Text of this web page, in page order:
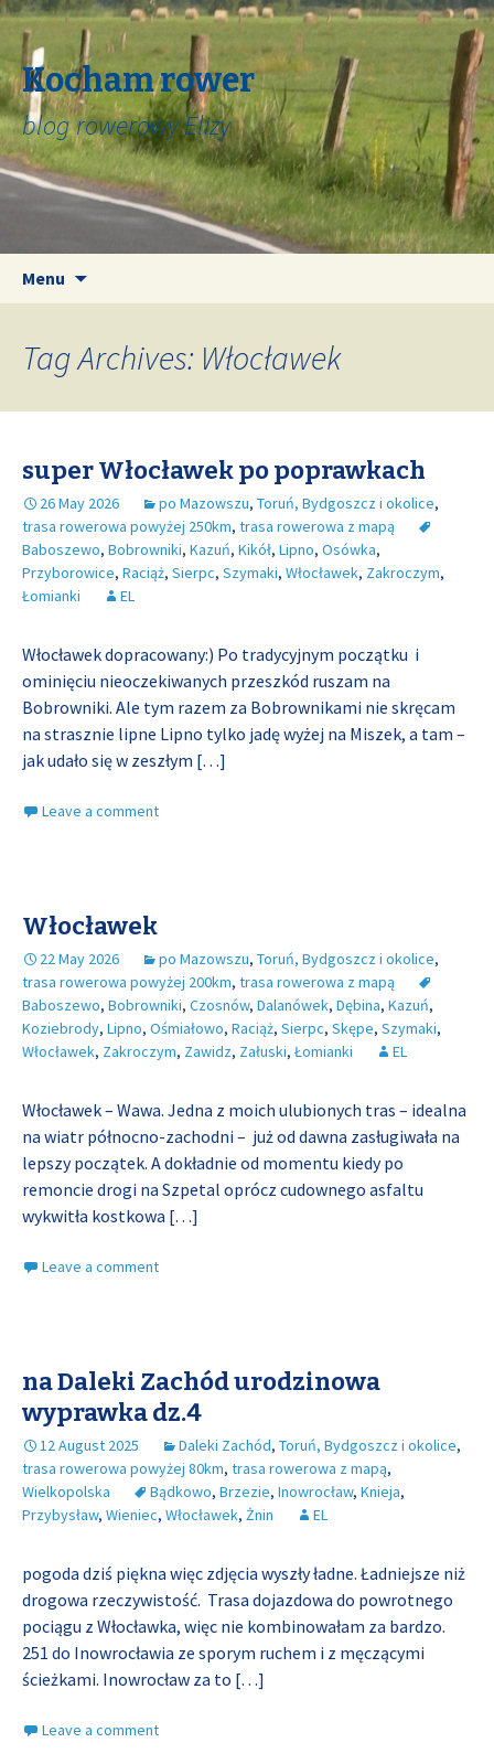
Kocham rower
blog rowerowy Elizy
Menu
Tag Archives: Włocławek
super Włocławek po poprawkach
26 May 2026 po Mazowszu, Toruń, Bydgoszcz i okolice,
trasa rowerowa powyżej 250km, trasa rowerowa z mapą
Baboszewo, Bobrowniki, Kazuń, Kikół, Lipno, Osówka,
Przyborowice, Raciąż, Sierpc, Szymaki, Włocławek, Zakroczym,
Łomianki
EL
Włocławek dopracowany:) Po tradycyjnym początku i
ominięciu nieoczekiwanych przeszkód ruszam na
Bobrowniki. Ale tym razem za Bobrownikami nie skręcam
na strasznie lipne Lipno tylko jadę wyżej na Miszek, a tam –
jak udało się w zeszłym […]
Leave a comment
Włocławek
22 May 2026 po Mazowszu, Toruń, Bydgoszcz i okolice,
trasa rowerowa powyżej 200km, trasa rowerowa z mapą
Baboszewo, Bobrowniki, Czosnów, Dalanówek, Dębina, Kazuń,
Koziebrody, Lipno, Ośmiałowo, Raciąż, Sierpc, Skępe, Szymaki,
Włocławek, Zakroczym, Zawidz, Załuski, Łomianki EL
Włocławek – Wawa. Jedna z moich ulubionych tras – idealna
na wiatr północno-zachodni – już od dawna zasługiwała na
lepszy początek. A dokładnie od momentu kiedy po
remoncie drogi na Szpetal oprócz cudownego asfaltu
wykwitła kostkowa […]
Leave a comment
na Daleki Zachód urodzinowa
wyprawka dz.4
12 August 2025 Daleki Zachód, Toruń, Bydgoszcz i okolice,
trasa rowerowa powyżej 80km, trasa rowerowa z mapą,
Wielkopolska
Bądkowo, Brzezie, Inowrocław, Knieja,
Przybysław, Wieniec, Włocławek, Żnin EL
pogoda dziś piękna więc zdjęcia wyszły ładne. Ładniejsze niż
drogowa rzeczywistość. Trasa dojazdowa do powrotnego
pociągu z Włocławka, więc nie kombinowałam za bardzo.
251 do Inowrocławia ze sporym ruchem i z męczącymi
ścieżkami. Inowrocław za to […]
Leave a comment